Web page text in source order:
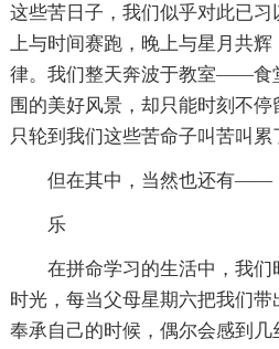
这些苦日子，我们似乎对此已
上与时间赛跑，晚上与星月共
律。我们整天奔波于教室——
围的美好风景，却只能时刻不停
只轮到我们这些苦命子叫苦叫累
但在其中，当然也还有——
乐
在拼命学习的生活中，我
时光，每当父母星期六把我们
奉承自己的时候，偶尔会感到